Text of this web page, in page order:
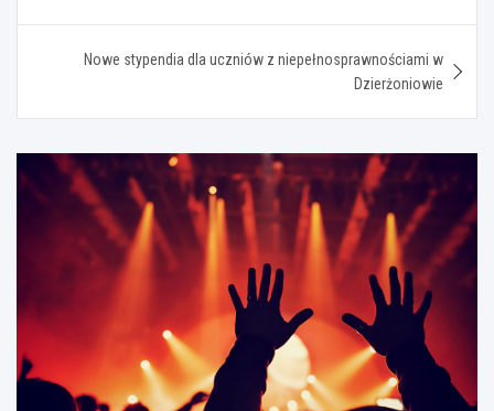
Nowe stypendia dla uczniów z niepełnosprawnościami w
Dzierżoniowie